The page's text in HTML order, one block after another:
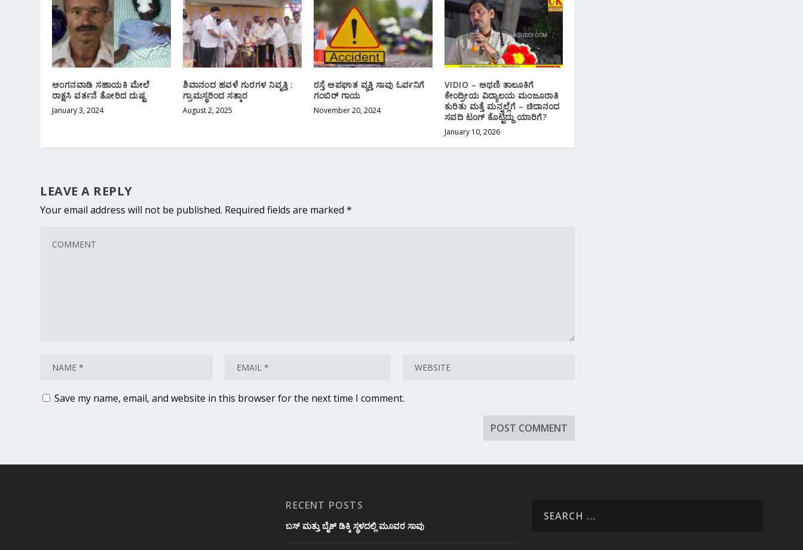
ಅಂಗನವಾಡಿ ಸಹಾಯಕಿ ಮೇಲೆ
ರಾಕ್ಷಸಿ ವರ್ತನೆ ತೋರಿದ ದುಷ್ಟ
January 3, 2024
ಶಿವಾನಂದ ಹವಳೆ ಗುರಗಳ ನಿವೃತ್ತಿ :
ಗ್ರಾಮಸ್ಥರಿಂದ ಸತ್ಕಾರ
August 2, 2025
ರಸ್ತೆ ಅಪಘಾತ ವ್ಯಕ್ತಿ ಸಾವು ಓರ್ವನಿಗೆ
ಗಂಬಿರ್ ಗಾಯ
November 20, 2024
VIDIO – ಅಥಣಿ ತಾಲೂಕಿಗೆ
ಕೇಂದ್ರೀಯ ವಿದ್ಯಾಲಯ ಮಂಜೂರಾತಿ
ಕುರಿತು‌ ಮತ್ತೆ ಮನ್ನಲ್ಲೆಗೆ – ಚಿದಾನಂದ
ಸವದಿ ಟಂಗ್ ಕೊಟ್ಟಿದ್ದು ಯಾರಿಗೆ?
January 10, 2026
LEAVE A REPLY
Your email address will not be published. Required fields are marked*
Save my name, email, and website in this browser for the next time I comment.
RECENT POSTS
ಬಸ್ ಮತ್ತು ಬೈಕ್ ಡಿಕ್ಕಿ ಸ್ಥಳದಲ್ಲಿ ಮೂವರ ಸಾವು